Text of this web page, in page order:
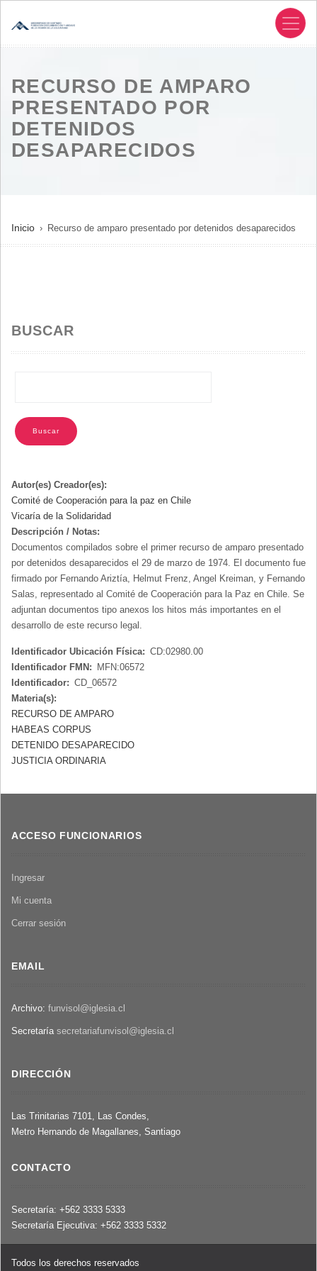
RECURSO DE AMPARO
PRESENTADO POR
DETENIDOS
DESAPARECIDOS
SOBRESCRIBIR
ENLACES
NAVEGACIÓN
Inicio Recurso de amparo presentado por detenidos desaparecidos
BUSCAR
Autor(es) Creador(es):
Comité de Cooperación para la paz en Chile
Vicaría de la Solidaridad
Descripción / Notas:
Documentos compilados sobre el primer recurso de amparo presentado
por detenidos desaparecidos el 29 de marzo de 1974. El documento fue
firmado por Fernando Ariztía, Helmut Frenz, Angel Kreiman, y Fernando
Salas, representado al Comité de Cooperación para la Paz en Chile. Se
adjuntan documentos tipo anexos los hitos más importantes en el
desarrollo de este recurso legal.
Identificador Ubicación Física: CD:02980.00
Identificador FMN:
MFN:06572
Identificador: CD_06572
Materia(s):
RECURSO DE AMPARO
HABEAS CORPUS
DETENIDO DESAPARECIDO
JUSTICIA ORDINARIA
ACCESO FUNCIONARIOS
Ingresar
Mi cuenta
Cerrar sesión
EMAIL
Archivo: funvisol@iglesia.cl
Secretaría secretariafunvisol@iglesia.cl
DIRECCIÓN
Las Trinitarias 7101, Las Condes,
Metro Hernando de Magallanes, Santiago
CONTACTO
Secretaría: +562 3333 5333
Secretaría Ejecutiva: +562 3333 5332
Todos los derechos reservados